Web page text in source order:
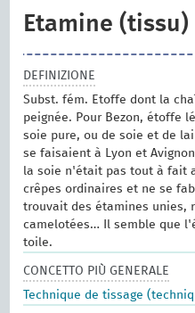
Etamine (tissu)
DEFINIZIONE
Subst. fém. Etoffe dont la
peignée. Pour Bezon, étoffe
soie pure, ou de soie et de
se faisaient à Lyon et
la soie n'était pas tout à fait
crêpes ordinaires et ne se
trouvait des étamines unies,
camelotées… Il semble que
toile.
CONCETTO PIÙ GENERALE
Technique de tissage